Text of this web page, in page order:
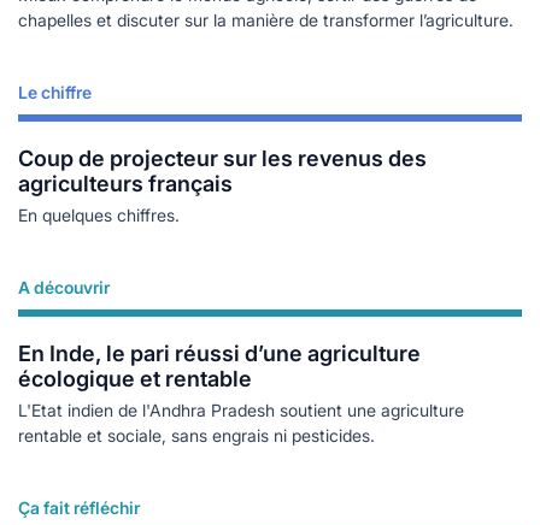
chapelles et discuter sur la manière de transformer l’agriculture.
Le chiffre
Coup de projecteur sur les revenus des
agriculteurs français
En quelques chiffres.
Lire plus
A découvrir
En Inde, le pari réussi d’une agriculture
écologique et rentable
L'Etat indien de l'Andhra Pradesh soutient une agriculture
rentable et sociale, sans engrais ni pesticides.
Lire plus
Ça fait réfléchir
Lire plus